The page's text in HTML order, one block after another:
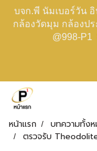
บจก.พี นัมเบอร์วัน
กล้องวัดมุม กล้องป
@998-P1
หน้าแรก บทความทั้ง
ตรวจรับ